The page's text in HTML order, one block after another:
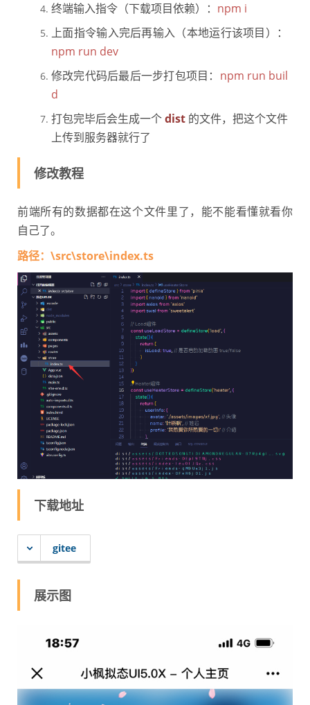
终端输入指令（下载项目依赖）： npm i
上面指令输入完后再输入（本地运行该项目）：
npm run dev
修改完代码后最后一步打包项目： npm run buil
d
打包完毕后会生成一个dist 的文件，把这个文件
上传到服务器就行了
修改教程
前端所有的数据都在这个文件里了，能不能看懂就看你
自己了。
路径：\src\store\index.ts
下载地址
gitee
展示图